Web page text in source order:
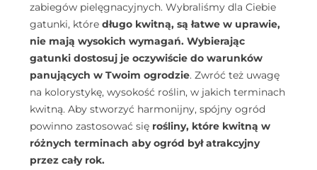
zabiegów pielęgnacyjnych. Wybraliśmy dla Ciebie
gatunki, które długo kwitną, są łatwe w uprawie,
nie mają wysokich wymagań. Wybierając
gatunki dostosuj je oczywiście do warunków
panujących w Twoim ogrodzie. Zwróć też uwagę
na kolorystykę, wysokość roślin, w jakich terminach
kwitną. Aby stworzyć harmonijny, spójny ogród
powinno zastosować się rośliny, które kwitną w
różnych terminach aby ogród był atrakcyjny
przez cały rok.